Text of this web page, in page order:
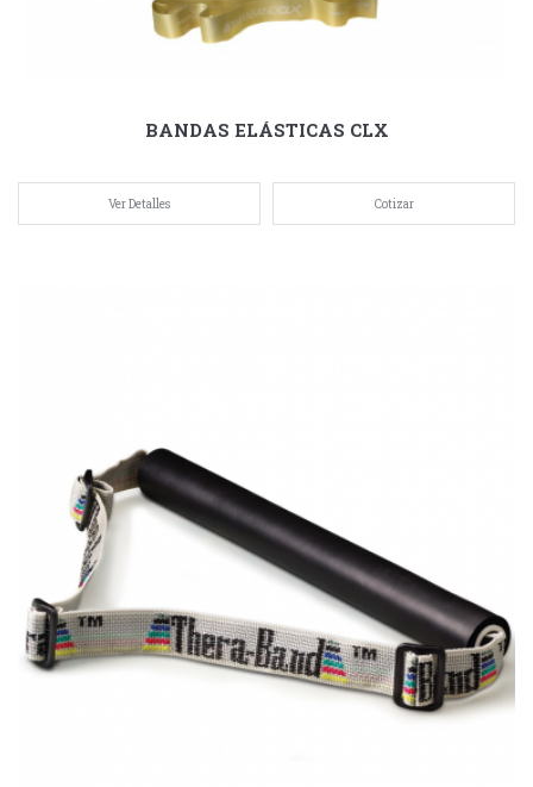
BANDAS ELÁSTICAS CLX
Ver Detalles Cotizar